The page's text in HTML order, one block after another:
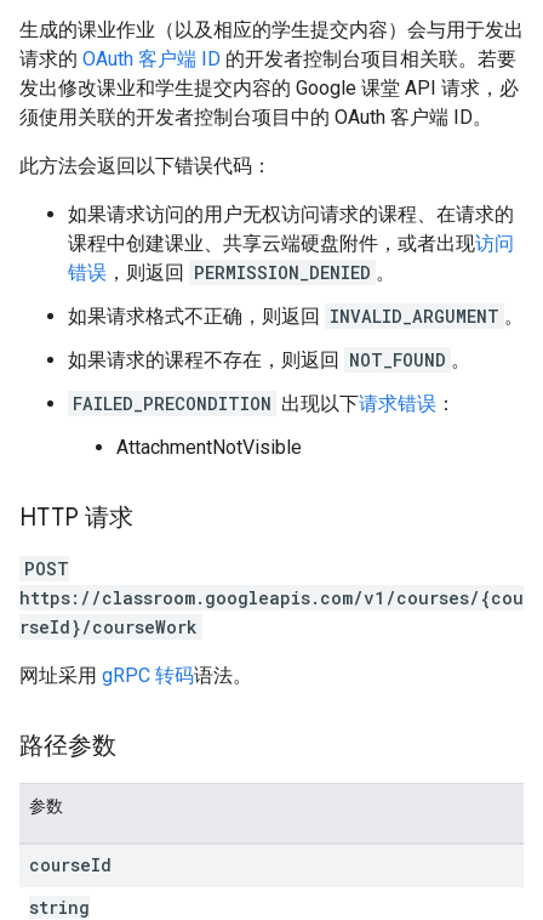
生成的课业作业（以及相应的学生提交内容）会与用于发出
请求的 OAuth 客户端 ID 的开发者控制台项目相关联。若要
发出修改课业和学生提交内容的 Google 课堂 API 请求，必
须使用关联的开发者控制台项目中的 OAuth 客户端 ID。
此方法会返回以下错误代码：
如果请求访问的用户无权访问请求的课程、在请求的
课程中创建课业、共享云端硬盘附件，或者出现访问
错误 ，则返回 PERMISSION_DENIED 。
如果请求格式不正确，则返回 INVALID_ARGUMENT 。
如果请求的课程不存在，则返回 NOT_FOUND 。
FAILED_PRECONDITION 出现以下请求错误 ：
AttachmentNotVisible
HTTP 请求
POST
https://classroom.googleapis.com/v1/courses/{cou
rseId}/courseWork
网址采用 gRPC 转码语法。
路径参数
参数
courseId
string